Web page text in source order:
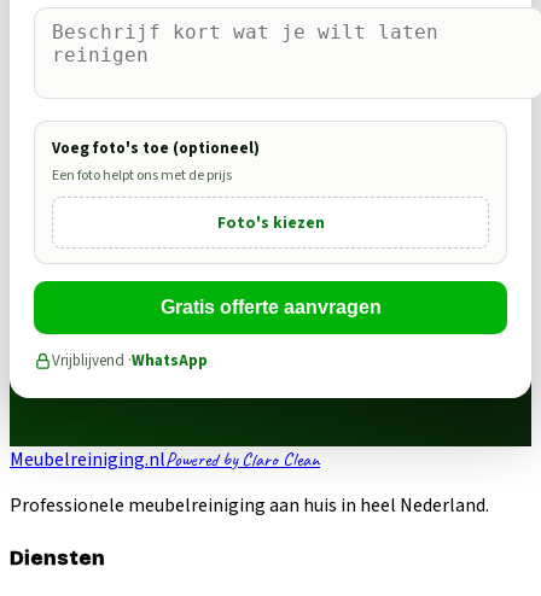
Voeg foto's toe (optioneel)
Een foto helpt ons met de prijs
Foto's kiezen
Gratis offerte aanvragen
Vrijblijvend ·WhatsApp
Meubelreiniging.nlPowered by Claro Clean
Professionele meubelreiniging aan huis in heel Nederland.
Diensten